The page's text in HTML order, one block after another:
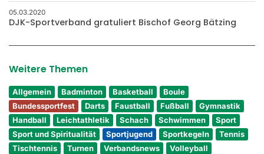
05.03.2020
DJK-Sportverband gratuliert Bischof Georg Bätzing
Weitere Themen
Allgemein Badminton Basketball
Boule
Bundessportfest
Darts Faustball Fußball
Gymnastik
Handball
Leichtathletik Schach Schwimmen
Sport
Sport und Spiritualität
Sportjugend Sportkegeln
Tennis
Tischtennis
Turnen Verbandsnews
Volleyball